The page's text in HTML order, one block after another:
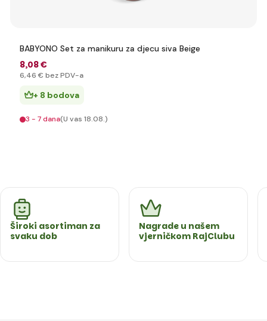
BABYONO Set za manikuru za djecu siva Beige
8,08 €
6,46 € bez PDV-a
+ 8 bodova
3 - 7 dana(U vas 18.08.)
Široki asortiman za
svaku dob
Nagrade u našem
vjerničkom RajClubu